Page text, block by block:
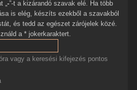
-”-t a kizárandó szavak elé. Ha több
is elég, készíts ezekből a szavakból
és tedd az egészet zárójelek közé.
a * jokerkaraktert.
vagy a keresési kifejezés pontos